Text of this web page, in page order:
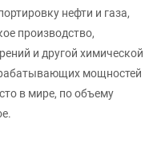
нефти и газа,
производство,
и другой химической
мощностей
в мире, по объему